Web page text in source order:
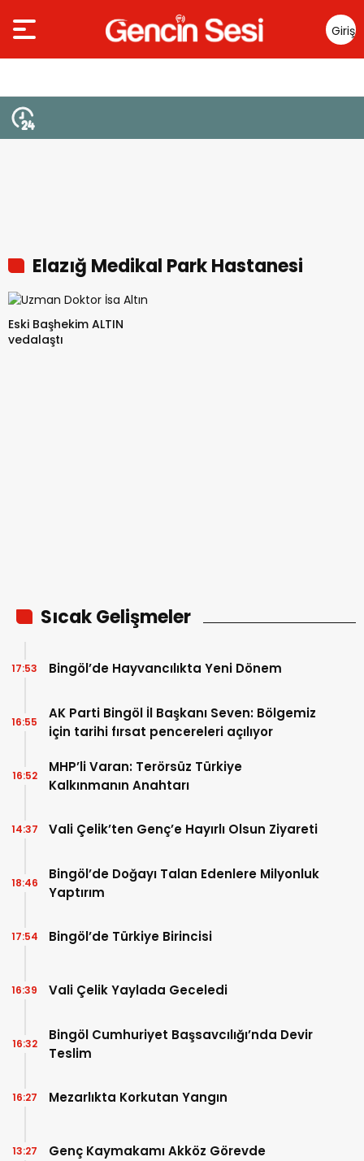
Giriş
Yap
Elazığ Medikal Park Hastanesi
Eski Başhekim ALTIN
vedalaştı
Sıcak Gelişmeler
Bingöl’de Hayvancılıkta Yeni Dönem
17:53
AK Parti Bingöl İl Başkanı Seven: Bölgemiz
için tarihi fırsat pencereleri açılıyor
16:55
MHP’li Varan: Terörsüz Türkiye
Kalkınmanın Anahtarı
16:52
Vali Çelik’ten Genç’e Hayırlı Olsun Ziyareti
14:37
Bingöl’de Doğayı Talan Edenlere Milyonluk
Yaptırım
18:46
Bingöl’de Türkiye Birincisi
17:54
Vali Çelik Yaylada Geceledi
16:39
Bingöl Cumhuriyet Başsavcılığı’nda Devir
Teslim
16:32
Mezarlıkta Korkutan Yangın
16:27
Genç Kaymakamı Akköz Görevde
13:27